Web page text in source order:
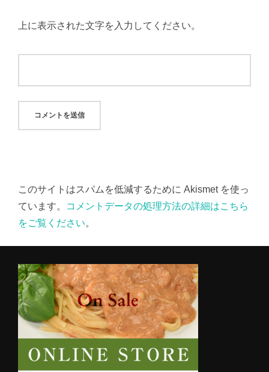
上に表示された文字を入力してください。
このサイトはスパムを低減するために Akismet を使っ
ています。
コメントデータの処理方法の詳細はこちら
をご覧ください。